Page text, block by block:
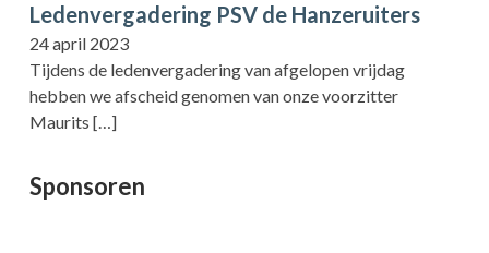
Ledenvergadering PSV de Hanzeruiters
24 april 2023
Tijdens de ledenvergadering van afgelopen vrijdag
hebben we afscheid genomen van onze voorzitter
Maurits […]
Sponsoren